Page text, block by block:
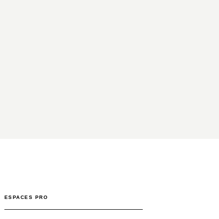
ESPACES PRO